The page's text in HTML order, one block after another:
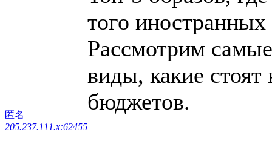
匿名
205.237.111.x:62455
того
Рассмотрим
виды, какие
бюджетов.